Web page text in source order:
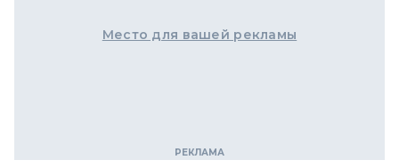
Место для вашей рекламы